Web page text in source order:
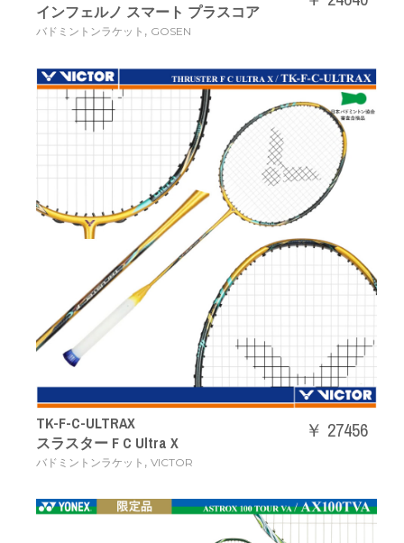
インフェルノ スマート プラスコア
バドミントンラケット , GOSEN
TK-F-C-ULTRAX
スラスター F C Ultra X
バドミントンラケット , VICTOR
￥ 27456